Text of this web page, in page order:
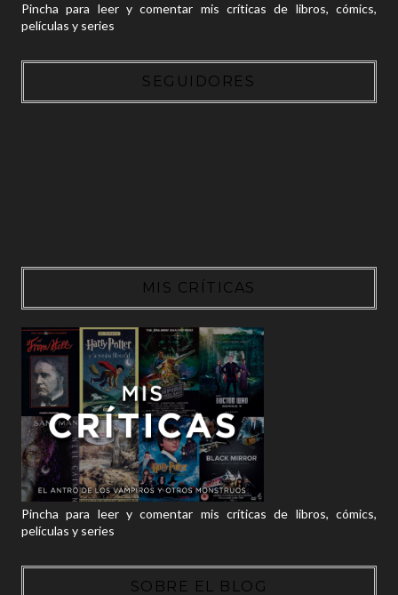
Pincha para leer y comentar mis críticas de libros, cómics,
películas y series
SEGUIDORES
MIS CRÍTICAS
Pincha para leer y comentar mis críticas de libros, cómics,
películas y series
SOBRE EL BLOG